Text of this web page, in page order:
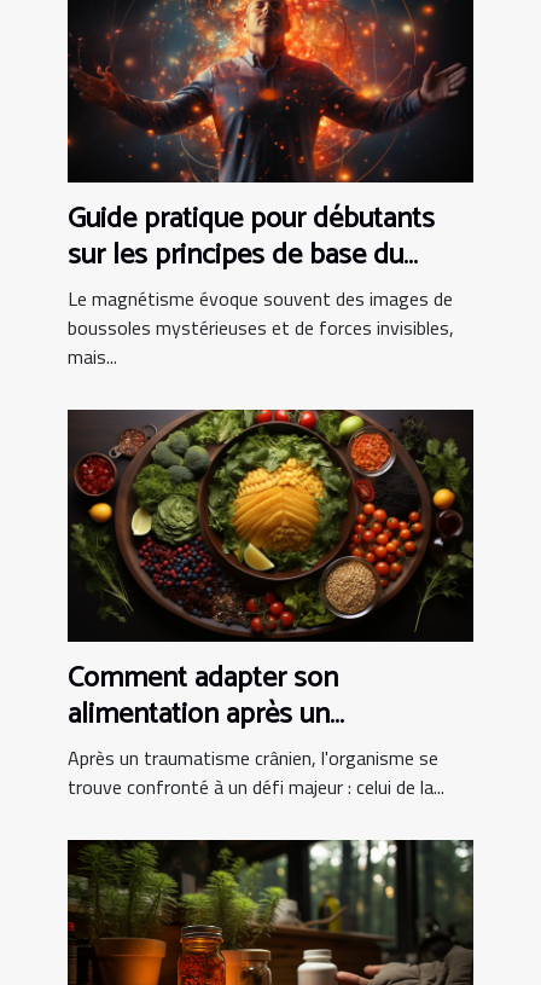
Guide pratique pour débutants
sur les principes de base du
magnétisme et leur impact sur la
santé quotidienne
Le magnétisme évoque souvent des images de
boussoles mystérieuses et de forces invisibles,
mais...
Comment adapter son
alimentation après un
traumatisme crânien pour
favoriser la récupération
Après un traumatisme crânien, l'organisme se
trouve confronté à un défi majeur : celui de la...